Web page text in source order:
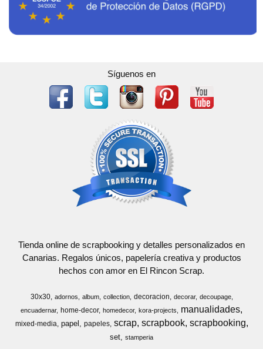
Síguenos en
Tienda online de scrapbooking y detalles personalizados en
Canarias. Regalos únicos, papelería creativa y productos
hechos con amor en El Rincon Scrap.
30x30 adornos album collection decoracion decorar
decoupage
encuadernar
home-decor homedecor kora-projects manualidades
mixed-media papel papeles scrap scrapbook scrapbooking
set stamperia